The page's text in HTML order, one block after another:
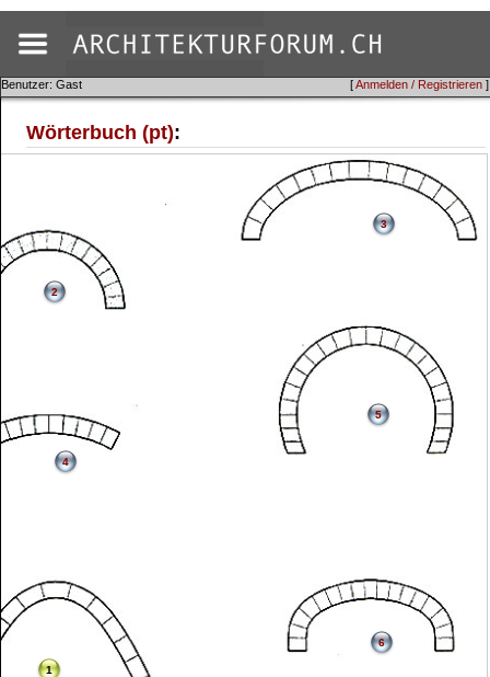
[Anmelden / Registrieren ]
Benutzer: Gast
Wörterbuch (pt):
1
2
3
4
5
6